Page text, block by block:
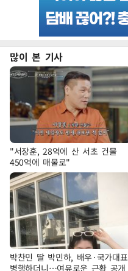
많이 본 기사
"서장훈, 28억에 산 서초 건물
450억에 매물로"
박찬민 딸 박민하, 배우·국가대표
병행하더니…여유로운 근황 공개